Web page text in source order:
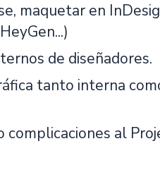
maquetar en
de diseñadores.
tanto interna
complicaciones al